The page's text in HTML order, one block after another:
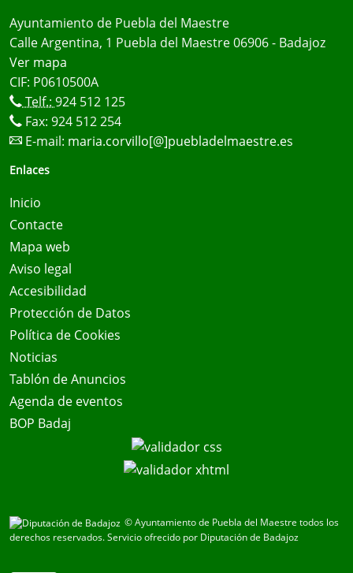
Ayuntamiento de Puebla del Maestre
Calle Argentina, 1 Puebla del Maestre 06906 - Badajoz
Ver mapa
CIF: P0610500A
Telf.: 924 512 125
Fax: 924 512 254
E-mail: maria.corvillo[@]puebladelmaestre.es
Enlaces
Inicio
Contacte
Mapa web
Aviso legal
Accesibilidad
Protección de Datos
Política de Cookies
Noticias
Tablón de Anuncios
Agenda de eventos
BOP Badaj
© Ayuntamiento de Puebla del Maestre todos los
derechos reservados.Servicio ofrecido por Diputación de Badajoz